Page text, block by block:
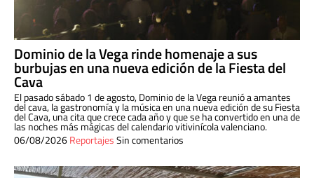
Dominio de la Vega rinde homenaje a sus
burbujas en una nueva edición de la Fiesta del
Cava
El pasado sábado 1 de agosto, Dominio de la Vega reunió a amantes
del cava, la gastronomía y la música en una nueva edición de su Fiesta
del Cava, una cita que crece cada año y que se ha convertido en una de
las noches más mágicas del calendario vitivinícola valenciano.
06/08/2026ReportajesSin comentarios